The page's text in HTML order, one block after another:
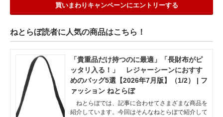
買いまわりキャンペーンにエントリーする
ねとらぼ読者に人気の商品はこちら！
「貴重品だけ持つのに最適」「長財布がピ
ッタリ入る！」 レジャーシーンにおすす
めのバッグ5選【2026年7月版】（1/2） | フ
ァッション ねとらぼ
ねとらぼでは、記事に合わせてさまざまな商品を
紹介しています。今回はそんなねとらぼで紹介して